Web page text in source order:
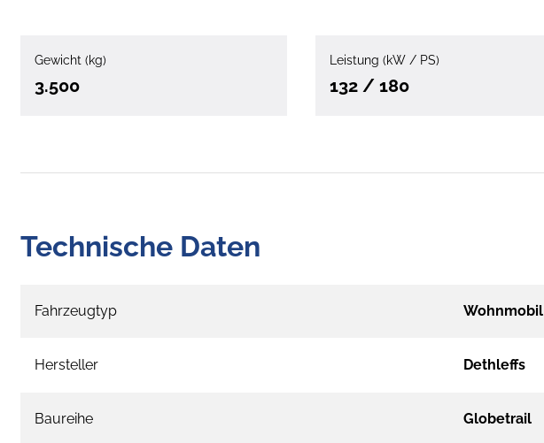
Gewicht (kg)
3.500
Leistung (kW / PS)
132 / 180
Technische Daten
Fahrzeugtyp Wohnmobil
Hersteller Dethleffs
Baureihe Globetrail